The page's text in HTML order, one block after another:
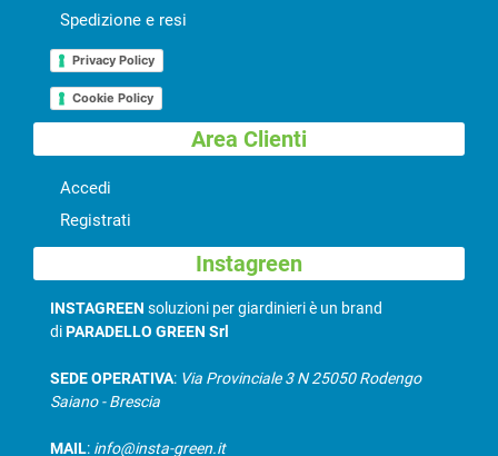
Spedizione e resi
Privacy Policy
Cookie Policy
Area Clienti
Accedi
Registrati
Instagreen
INSTAGREEN soluzioni per giardinieri è un brand
diPARADELLO GREEN Srl
SEDE OPERATIVA: Via Provinciale 3 N 25050 Rodengo
Saiano - Brescia
MAIL: info@insta-green.it